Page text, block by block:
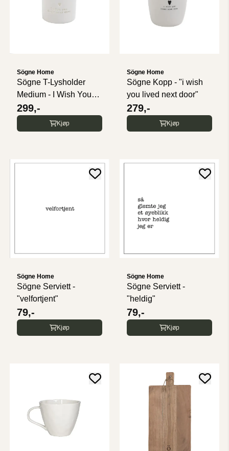
Sögne Home
Sögne T-Lysholder
Medium - I Wish You
Lived Next ...
299,-
Kjøp
Sögne Home
Sögne Kopp - "i wish
you lived next door"
279,-
Kjøp
Sögne Home
Sögne Serviett -
"velfortjent"
79,-
Kjøp
Sögne Home
Sögne Serviett -
"heldig"
79,-
Kjøp